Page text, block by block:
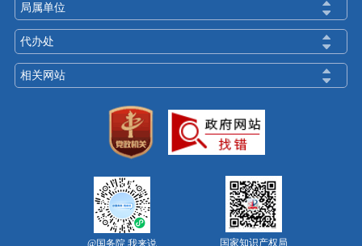
局属单位
代办处
相关网站
@国务院 我来说 国家知识产权局